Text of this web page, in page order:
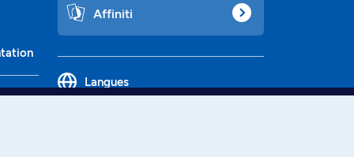
Affiniti
Langues